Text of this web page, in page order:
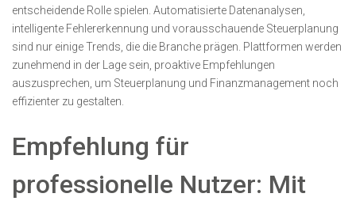
entscheidende Rolle spielen. Automatisierte Datenanalysen,
intelligente Fehlererkennung und vorausschauende Steuerplanung
sind nur einige Trends, die die Branche prägen. Plattformen werden
zunehmend in der Lage sein, proaktive Empfehlungen
auszusprechen, um Steuerplanung und Finanzmanagement noch
effizienter zu gestalten.
Empfehlung für
professionelle Nutzer: Mit